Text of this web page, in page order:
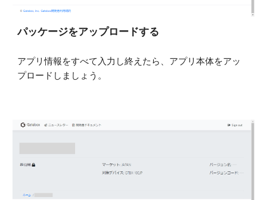
パッケージをアップロードする
アプリ情報をすべて入力し終えたら、アプリ本体をアッ
プロードしましょう。